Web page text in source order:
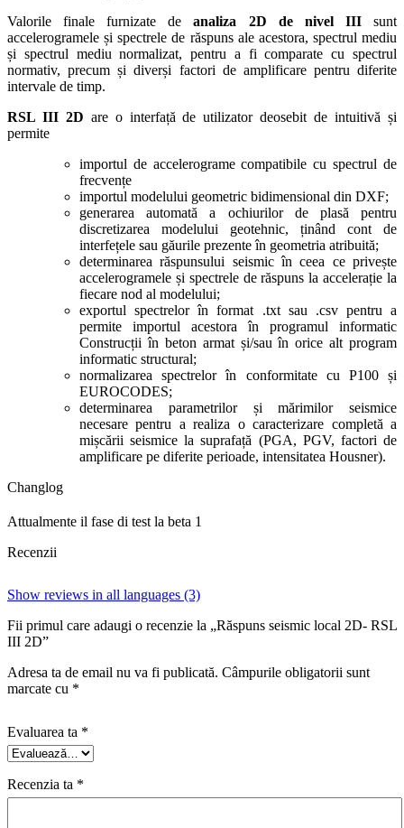
Valorile finale furnizate deanaliza 2D de nivel IIIsunt
accelerogramele și spectrele de răspuns ale acestora, spectrul mediu
și spectrul mediu normalizat, pentru a fi comparate cu spectrul
normativ, precum și diverși factori de amplificare pentru diferite
intervale de timp.
RSL III 2D are o interfață de utilizator deosebit de intuitivă și
permite
importul de accelerograme compatibile cu spectrul de
frecvențe
importul modelului geometric bidimensional din DXF;
generarea automată a ochiurilor de plasă pentru
discretizarea modelului geotehnic, ținând cont de
interfețele sau găurile prezente în geometria atribuită;
determinarea răspunsului seismic în ceea ce privește
accelerogramele și spectrele de răspuns la accelerație la
fiecare nod al modelului;
exportul spectrelor în format .txt sau .csv pentru a
permite importul acestora în programul informatic
Construcții în beton armat și/sau în orice alt program
informatic structural;
normalizarea spectrelor în conformitate cu P100 și
EUROCODES;
determinarea parametrilor și mărimilor seismice
necesare pentru a realiza o caracterizare completă a
mișcării seismice la suprafață (PGA, PGV, factori de
amplificare pe diferite perioade, intensitatea Housner).
Changlog
Attualmente il fase di test la beta 1
Recenzii
Show reviews in all languages (3)
Fii primul care adaugi o recenzie la „Răspuns seismic local 2D- RSL
III 2D”
Adresa ta de email nu va fi publicată. Câmpurile obligatorii sunt
marcate cu *
Evaluarea ta *
Recenzia ta *